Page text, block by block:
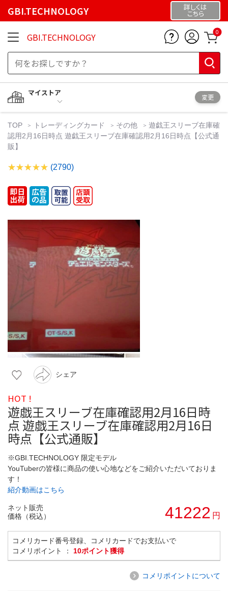
GBI.TECHNOLOGY 詳しくは
こちら
GBI.TECHNOLOGY 0
マイストア
変更
TOP トレーディングカード その他
遊戯王スリーブ在庫確
認用2月16日時点 遊戯王スリーブ在庫確認用2月16日時点【公式通
販】
(2790)
シェア
HOT !
遊戯王スリーブ在庫確認用2月16日時
点 遊戯王スリーブ在庫確認用2月16日
時点【公式通販】
※GBI.TECHNOLOGY 限定モデル
YouTuberの皆様に商品の使い心地などをご紹介いただいておりま
す！
紹介動画はこちら
ネット販売
価格（税込）
41222 円
コメリカード番号登録、コメリカードでお支払いで
コメリポイント ： 10ポイント獲得
コメリポイントについて